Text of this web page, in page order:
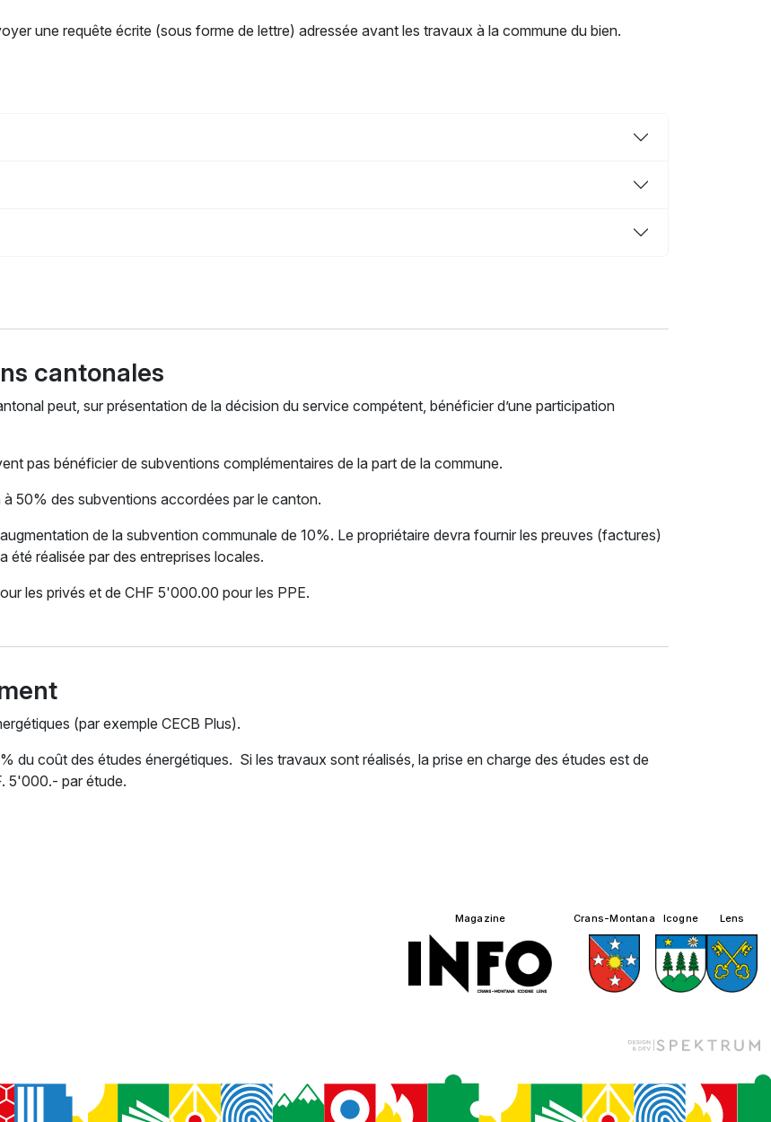
une requête écrite (sous forme de lettre) adressée avant les travaux à la commune du bien.
cantonales
peut, sur présentation de la décision du service compétent, bénéficier d’une participation
pas bénéficier de subventions complémentaires de la part de la commune.
50% des subventions accordées par le canton.
augmentation de la subvention communale de 10%. Le propriétaire devra fournir les preuves (factures)
été réalisée par des entreprises locales.
les privés et de CHF 5'000.00 pour les PPE.
(par exemple CECB Plus).
du coût des études énergétiques. Si les travaux sont réalisés, la prise en charge des études est de
5'000.- par étude.
Magazine Crans-Montana Icogne Lens